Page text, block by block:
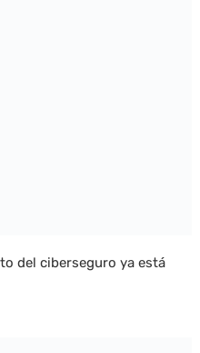
del ciberseguro ya está